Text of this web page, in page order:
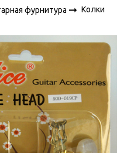
фурнитура Колки